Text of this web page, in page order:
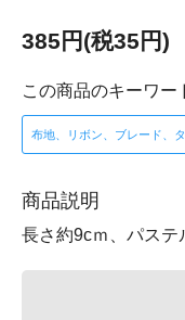
385円(税35円)
この商品のキーワー
布地、リボン、ブレード、
商品説明
長さ約9cｍ、パステ